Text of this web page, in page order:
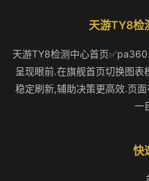
天游TY8检
天游TY8检测中心首页
呈现眼前.在旗舰首页切换图
稳定刷新,辅助决策更高效.页
一
快